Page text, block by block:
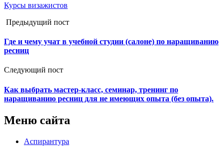
Курсы визажистов
Предыдущий пост
Где и чему учат в учебной студии (салоне) по наращиванию
ресниц
Следующий пост
Как выбрать мастер-класс, семинар, тренинг по
наращиванию ресниц для не имеющих опыта (без опыта).
Меню сайта
Аспирантура